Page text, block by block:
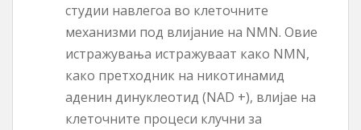
студии навлегоа во клеточните
механизми под влијание на NMN. Овие
истражувања истражуваат како NMN,
како претходник на никотинамид
аденин динуклеотид (NAD +), влијае на
клеточните процеси клучни за